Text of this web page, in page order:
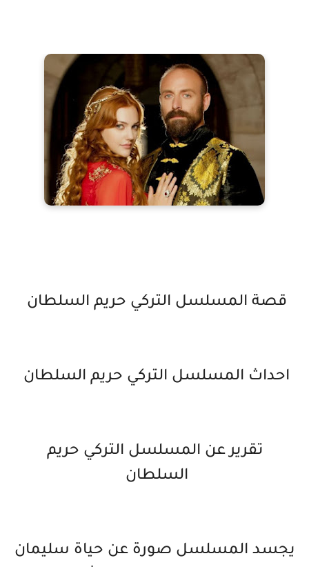
قصة المسلسل التركي حريم السلطان
احداث المسلسل التركي حريم السلطان
تقرير عن المسلسل التركي حريم
السلطان
يجسد المسلسل صورة عن حياة سليمان